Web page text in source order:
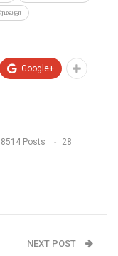
Google+
8514 Posts 28
NEXT POST